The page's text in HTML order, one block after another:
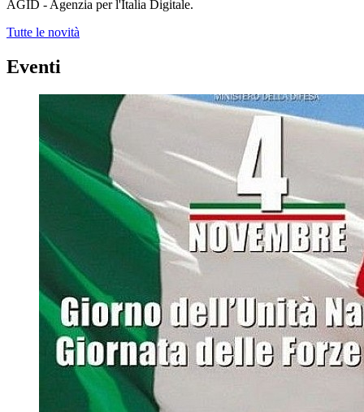
AGID - Agenzia per l'Italia Digitale.
Tutte le novità
Eventi